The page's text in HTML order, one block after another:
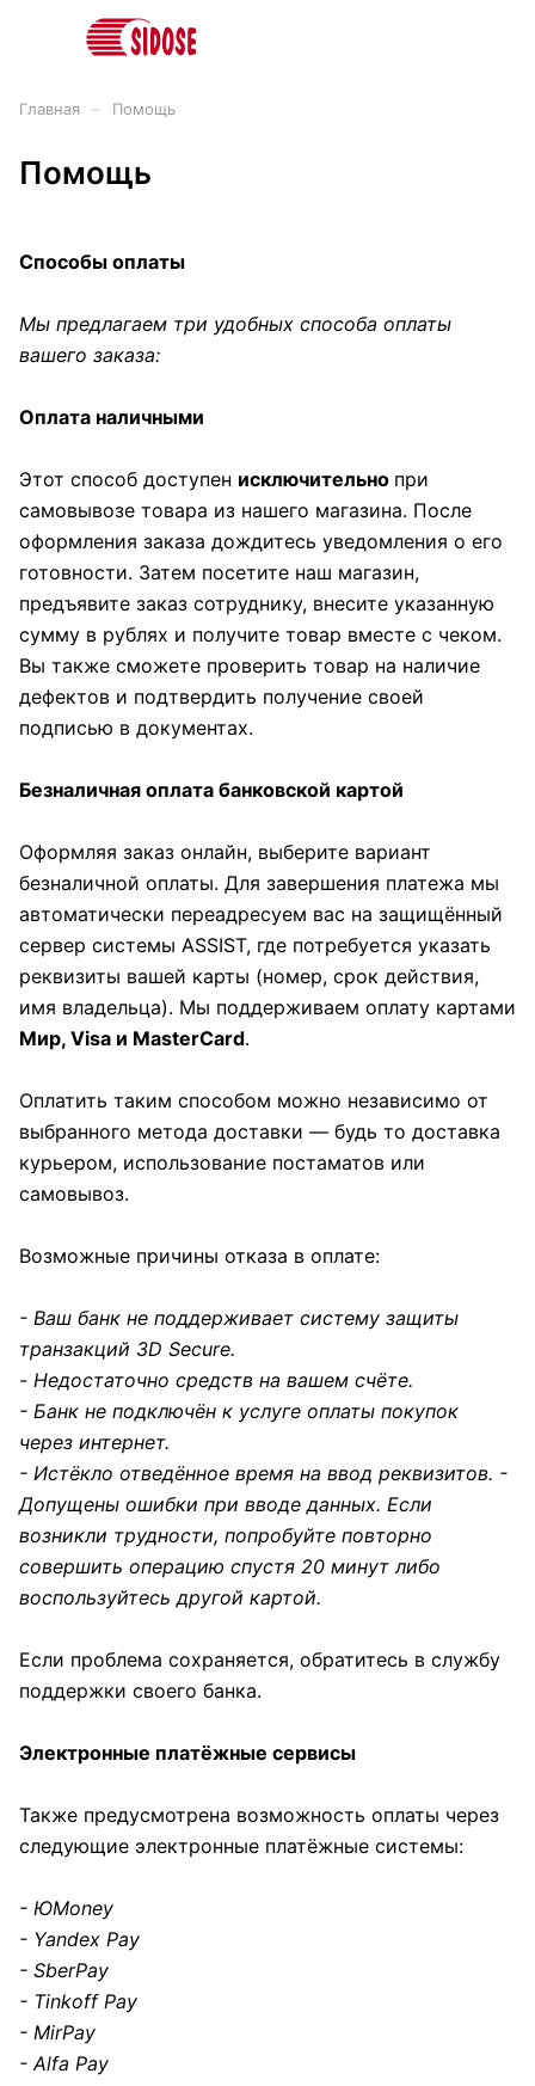
Главная Помощь
Помощь
Способы оплаты
Мы предлагаем три удобных способа оплаты
вашего заказа:
Оплата наличными
Этот способ доступен исключительно при
самовывозе товара из нашего магазина. После
оформления заказа дождитесь уведомления о его
готовности. Затем посетите наш магазин,
предъявите заказ сотруднику, внесите указанную
сумму в рублях и получите товар вместе с чеком.
Вы также сможете проверить товар на наличие
дефектов и подтвердить получение своей
подписью в документах.
Безналичная оплата банковской картой
Оформляя заказ онлайн, выберите вариант
безналичной оплаты. Для завершения платежа мы
автоматически переадресуем вас на защищённый
сервер системы ASSIST, где потребуется указать
реквизиты вашей карты (номер, срок действия,
имя владельца). Мы поддерживаем оплату картами
Мир, Visa и MasterCard.
Оплатить таким способом можно независимо от
выбранного метода доставки — будь то доставка
курьером, использование постаматов или
самовывоз.
Возможные причины отказа в оплате:
- Ваш банк не поддерживает систему защиты
транзакций 3D Secure.
- Недостаточно средств на вашем счёте.
- Банк не подключён к услуге оплаты покупок
через интернет.
- Истёкло отведённое время на ввод реквизитов. -
Допущены ошибки при вводе данных. Если
возникли трудности, попробуйте повторно
совершить операцию спустя 20 минут либо
воспользуйтесь другой картой.
Если проблема сохраняется, обратитесь в службу
поддержки своего банка.
Электронные платёжные сервисы
Также предусмотрена возможность оплаты через
следующие электронные платёжные системы:
- ЮMoney
- Yandex Pay
- SberPay
- Tinkoff Pay
- MirPay
- Alfa Pay